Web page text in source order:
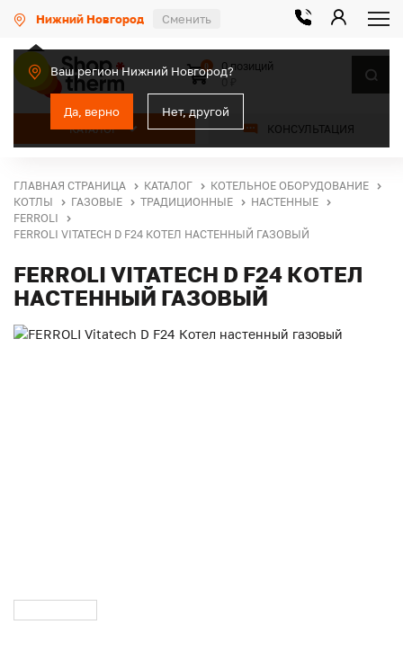
Нижний Новгород Сменить
Ваш регион Нижний Новгород?
Да, верно Нет, другой
КАТАЛОГ КОНСУЛЬТАЦИЯ
0
0 позиций
ГЛАВНАЯ СТРАНИЦА КАТАЛОГ
КОТЕЛЬНОЕ ОБОРУДОВАНИЕ
КОТЛЫ
ГАЗОВЫЕ ТРАДИЦИОННЫЕ
НАСТЕННЫЕ
FERROLI
FERROLI VITATECH D F24 КОТЕЛ НАСТЕННЫЙ ГАЗОВЫЙ
FERROLI VITATECH D F24 КОТЕЛ
НАСТЕННЫЙ ГАЗОВЫЙ